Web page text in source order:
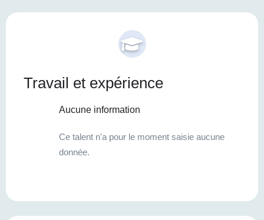
Travail et expérience
Aucune information
Ce talent n'a pour le moment saisie aucune
donnée.